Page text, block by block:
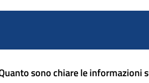
sono chiare le informazioni